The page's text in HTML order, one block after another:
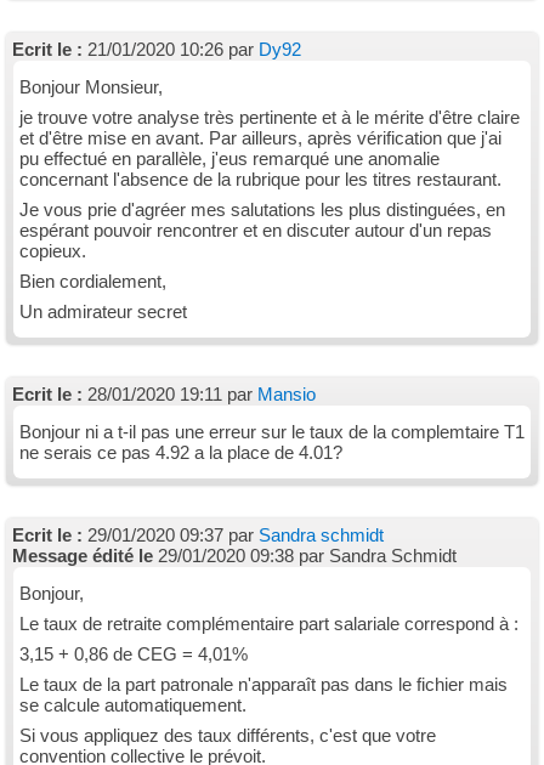
Ecrit le : 21/01/2020 10:26 par Dy92
Bonjour Monsieur,
je trouve votre analyse très pertinente et à le mérite d'être claire
et d'être mise en avant. Par ailleurs, après vérification que j'ai
pu effectué en parallèle, j'eus remarqué une anomalie
concernant l'absence de la rubrique pour les titres restaurant.
Je vous prie d'agréer mes salutations les plus distinguées, en
espérant pouvoir rencontrer et en discuter autour d'un repas
copieux.
Bien cordialement,
Un admirateur secret
Ecrit le : 28/01/2020 19:11 par Mansio
Bonjour ni a t-il pas une erreur sur le taux de la complemtaire T1
ne serais ce pas 4.92 a la place de 4.01?
Ecrit le : 29/01/2020 09:37 par Sandra schmidt
Message édité le 29/01/2020 09:38 par Sandra Schmidt
Bonjour,
Le taux de retraite complémentaire part salariale correspond à :
3,15 + 0,86 de CEG = 4,01%
Le taux de la part patronale n'apparaît pas dans le fichier mais
se calcule automatiquement.
Si vous appliquez des taux différents, c'est que votre
convention collective le prévoit.